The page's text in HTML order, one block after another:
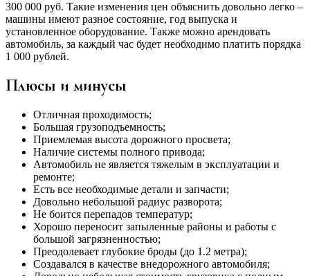
300 000 руб. Такие изменения цен объяснить довольно легко –
машины имеют разное состояние, год выпуска и
установленное оборудование. Также можно арендовать
автомобиль, за каждый час будет необходимо платить порядка
1 000 рублей.
Плюсы и минусы
Отличная проходимость;
Большая грузоподъемность;
Приемлемая высота дорожного просвета;
Наличие системы полного привода;
Автомобиль не является тяжелым в эксплуатации и
ремонте;
Есть все необходимые детали и запчасти;
Довольно небольшой радиус разворота;
Не боится перепадов температур;
Хорошо переносит запыленные районы и работы с
большой загрязненностью;
Преодолевает глубокие броды (до 1.2 метра);
Создавался в качестве внедорожного автомобиля;